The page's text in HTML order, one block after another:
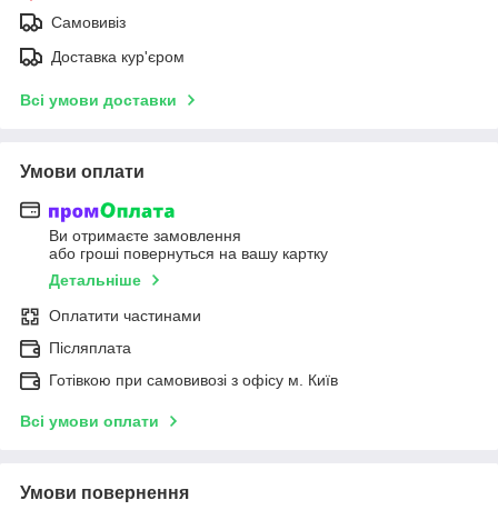
Самовивіз
Доставка кур'єром
Всі умови доставки
Умови оплати
Ви отримаєте замовлення
або гроші повернуться на вашу картку
Детальніше
Оплатити частинами
Післяплата
Готівкою при самовивозі з офісу м. Київ
Всі умови оплати
Умови повернення